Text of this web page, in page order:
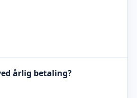
årlig betaling?